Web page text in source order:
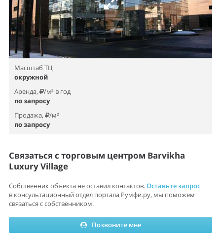
Масштаб ТЦ
окружной
Аренда,
/м² в год
по запросу
Продажа,
/м²
по запросу
Связаться с торговым центром Barvikha
Luxury Village
Собственник объекта не оставил контактов.Оставьте запрос
в консультационный отдел портала Румфи.ру, мы поможем
связаться с собственником.
Позвоните мне